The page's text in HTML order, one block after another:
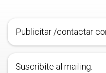
Publicitar /contactar
Suscribite al mailing.